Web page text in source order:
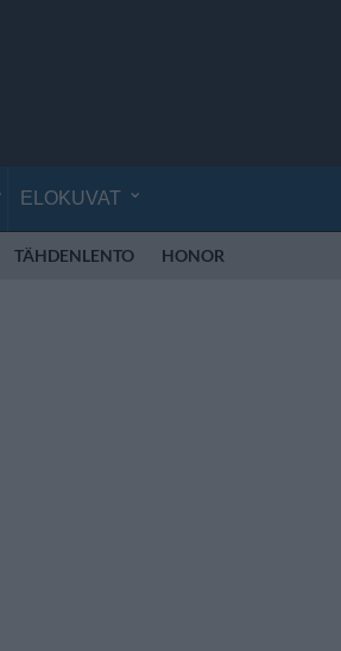
ELOKUVAT
TÄHDENLENTO HONOR